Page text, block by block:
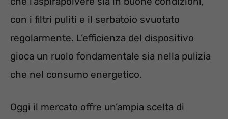
con i filtri puliti e il serbatoio svuotato
regolarmente. L’efficienza del dispositivo
gioca un ruolo fondamentale sia nella pulizia
che nel consumo energetico.
Oggi il mercato offre un’ampia scelta di